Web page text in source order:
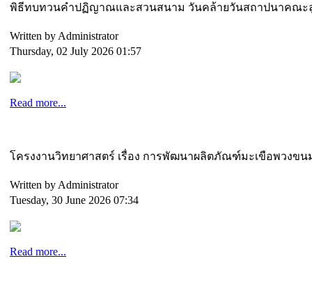
พิธีทบทวนคำปฏิญาณและสวนสนาม วันคล้ายวันสถาปนาคณะลู
Written by Administrator
Thursday, 02 July 2026 01:57
Read more...
โครงงานวิทยาศาสตร์ เรื่อง การพัฒนาผลิตภัณฑ์มะเขือพวงข
Written by Administrator
Tuesday, 30 June 2026 07:34
Read more...